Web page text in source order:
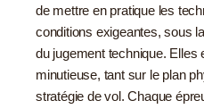
de mettre en pratique les
conditions exigeantes, sous
du jugement technique. Elles
minutieuse, tant sur le plan
stratégie de vol. Chaque